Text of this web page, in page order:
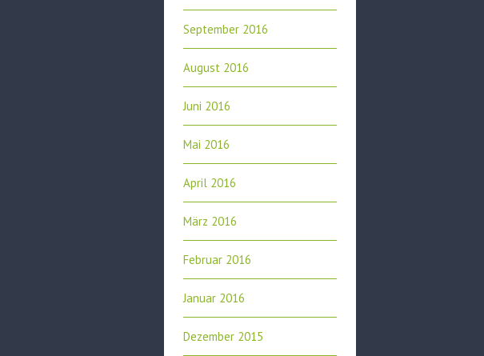
September 2016
August 2016
Juni 2016
Mai 2016
April 2016
März 2016
Februar 2016
Januar 2016
Dezember 2015